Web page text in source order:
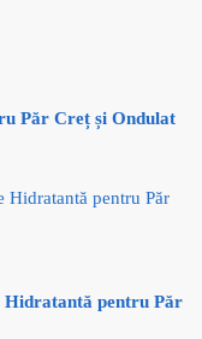
Păr Creț și Ondulat
pentru Păr